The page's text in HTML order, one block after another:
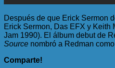
Después de que Erick Sermon
Erick Sermon, Das EFX y Keith
Jam 1990). El álbum debut de
Source nombró a Redman
Comparte!